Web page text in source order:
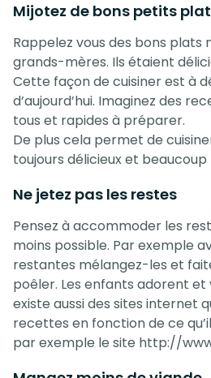
Mijotez de bons petits
Rappelez vous des bons plats
grands-mères. Ils étaient
Cette façon de cuisiner est à
d’aujourd’hui. Imaginez des
tous et rapides à préparer.
De plus cela permet de
toujours délicieux et beaucoup
Ne jetez pas les restes
Pensez à accommoder les
moins possible. Par exemple
restantes mélangez-les et
poêler. Les enfants adorent et
existe aussi des sites internet
recettes en fonction de ce
par exemple le site http://